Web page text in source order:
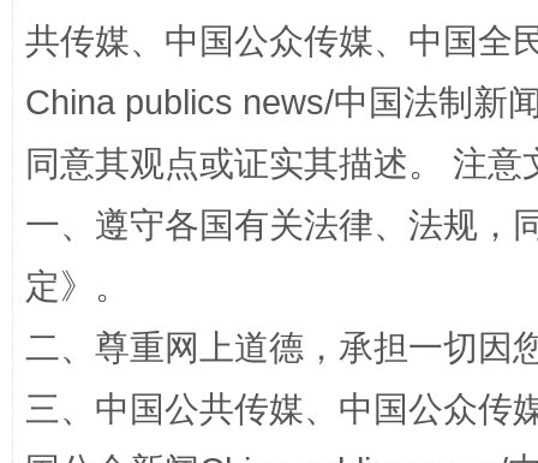
全民健身五年计划来了！等你上场
共传媒、中国公众传媒、中国全
China publics news/中国法制新
同意其观点或证实其描述。 注
一、遵守各国有关法律、法规，
定》。
二、尊重网上道德，承担一切因
三、中国公共传媒、中国公众传